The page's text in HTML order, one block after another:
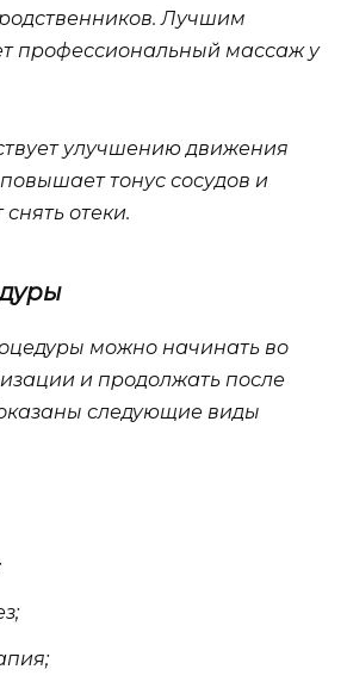
Лучшим
профессиональный массаж у
улучшению движения
тонус сосудов и
отеки.
можно начинать во
и продолжать после
следующие виды